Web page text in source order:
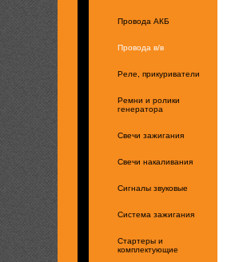
Провода АКБ
Провода в/в
Реле, прикуриватели
Ремни и ролики
генератора
Свечи зажигания
Свечи накаливания
Сигналы звуковые
Система зажигания
Стартеры и
комплектующие